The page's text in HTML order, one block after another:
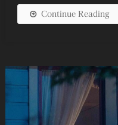
Continue Reading